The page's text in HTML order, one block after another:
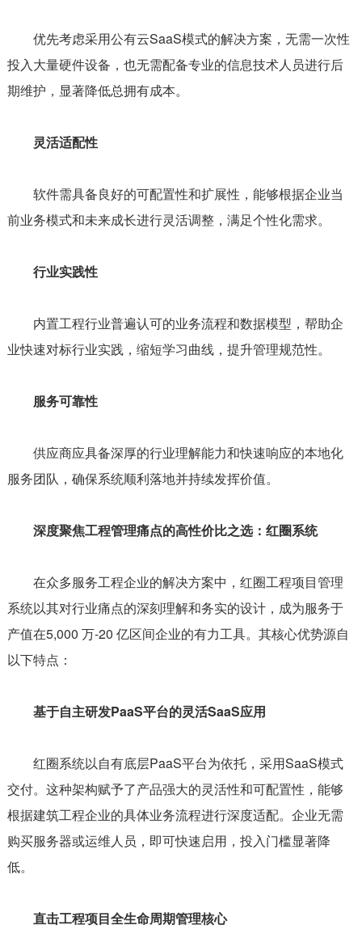
优先考虑采用公有云SaaS模式的解决方案，无需一次性
投入大量硬件设备，也无需配备专业的信息技术人员进行后
期维护，显著降低总拥有成本。
灵活适配性
软件需具备良好的可配置性和扩展性，能够根据企业当
前业务模式和未来成长进行灵活调整，满足个性化需求。
行业实践性
内置工程行业普遍认可的业务流程和数据模型，帮助企
业快速对标行业实践，缩短学习曲线，提升管理规范性。
服务可靠性
供应商应具备深厚的行业理解能力和快速响应的本地化
服务团队，确保系统顺利落地并持续发挥价值。
深度聚焦工程管理痛点的高性价比之选：红圈系统
在众多服务工程企业的解决方案中，红圈工程项目管理
系统以其对行业痛点的深刻理解和务实的设计，成为服务于
产值在5,000 万-20 亿区间企业的有力工具。其核心优势源自
以下特点：
基于自主研发PaaS平台的灵活SaaS应用
红圈系统以自有底层PaaS平台为依托，采用SaaS模式
交付。这种架构赋予了产品强大的灵活性和可配置性，能够
根据建筑工程企业的具体业务流程进行深度适配。企业无需
购买服务器或运维人员，即可快速启用，投入门槛显著降
低。
直击工程项目全生命周期管理核心